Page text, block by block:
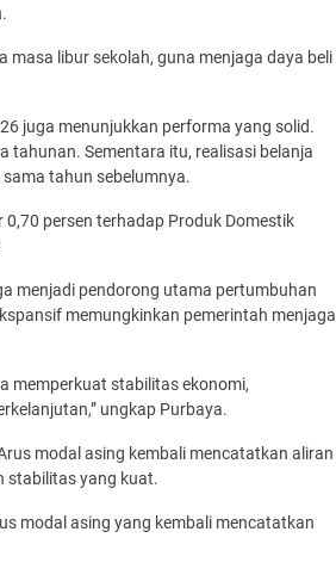
libur sekolah, guna menjaga daya beli
juga menunjukkan performa yang solid.
tahunan. Sementara itu, realisasi belanja
tahun sebelumnya.
persen terhadap Produk Domestik
menjadi pendorong utama pertumbuhan
memungkinkan pemerintah menjaga
memperkuat stabilitas ekonomi,
ungkap Purbaya.
modal asing kembali mencatatkan aliran
stabilitas yang kuat.
modal asing yang kembali mencatatkan